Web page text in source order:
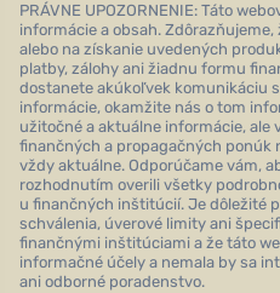
PRÁVNE UPOZORNENIE: Táto
informácie a obsah.
alebo na získanie uvedených
platby, zálohy ani žiadnu formu
dostanete akúkoľvek komunikáciu
informácie, okamžite nás o tom
užitočné a aktuálne informácie,
finančných a propagačných ponúk
vždy aktuálne. Odporúčame vám,
rozhodnutím overili všetky
u finančných inštitúcií. Je dôležité
schválenia, úverové limity ani
finančnými inštitúciami a že táto
informačné účely a nemala by sa
ani odborné poradenstvo.